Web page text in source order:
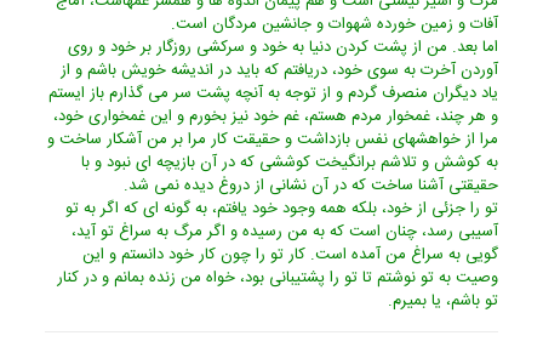
آفات و زمین خورده شهوات و جانشین مردگان است.
اما بعد. من از پشت کردن دنیا به خود و سرکشى روزگار بر خود و روى
آوردن آخرت به سوى خود، دریافتم که باید در اندیشه خویش باشم و از
یاد دیگران منصرف گردم و از توجه به آنچه پشت سر مى گذارم باز ایستم
و هر چند، غمخوار مردم هستم، غم خود نیز بخورم و این غمخوارى خود،
مرا از خواهشهاى نفس بازداشت و حقیقت کار مرا بر من آشکار ساخت و
به کوشش و تلاشم برانگیخت کوششى که در آن بازیچه اى نبود و با
حقیقتى آشنا ساخت که در آن نشانى از دروغ دیده نمى شد.
تو را جزئى از خود، بلکه همه وجود خود یافتم، به گونه اى که اگر به تو
آسیبى رسد، چنان است که به من رسیده و اگر مرگ به سراغ تو آید،
گویى به سراغ من آمده است. کار تو را چون کار خود دانستم و این
وصیت به تو نوشتم تا تو را پشتیبانى بود، خواه من زنده بمانم و در کنار
تو باشم، یا بمیرم.